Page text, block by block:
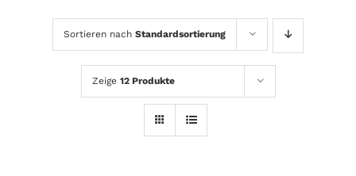
Sortieren nach Standardsortierung
Zeige 12 Produkte